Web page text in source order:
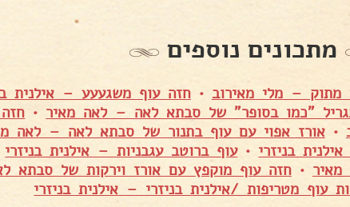
מתכונים נוספים
מתוק – מלי מאירוב•חזה עוף משגעעע – אילנית
"כמו בסופר" של סבתא לאה – לאה מאיר•
•אורז אפוי עם עוף בתנור של סבתא לאה – לאה
בניזרי•עוף ברוטב עגבניות – אילנית בניזרי
•חזה עוף מוקפץ עם אורז וירקות של סבתא
עוף מטריפות /אילנית בניזרי – אילנית בניזרי